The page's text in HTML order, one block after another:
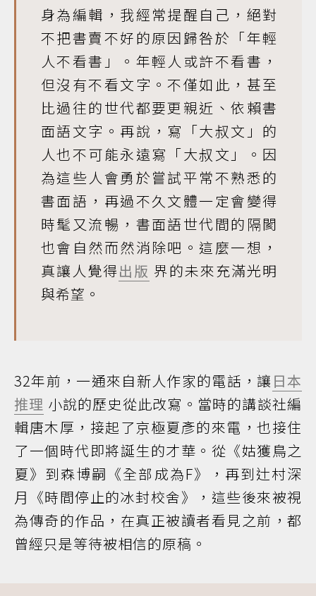
身為編輯，我經常提醒自己，絕對
不把書賣不好的原因歸咎於「年輕
人不看書」。年輕人或許不看書，
但沒有不看文字。不僅如此，甚至
比過往的世代都要更親近、依賴書
面語文字。再說，寫「大叔文」的
人也不可能永遠寫「大叔文」。因
為這些人會勇於嘗試平常不熟悉的
書面語，再過不久文體一定會變得
時髦又流暢，書面語世代間的隔閡
也會自然而然消除吧。這麼一想，
真讓人覺得出版 界的未來充滿光明
與希望。
32年前，一通來自新人作家的電話，讓 日本
推理 小說的歷史從此改寫。當時的講談社編
輯唐木厚，接起了京極夏彥的來電，也接住
了一個時代即將誕生的才華。從《姑獲鳥之
夏》到森博嗣《全部成為F》，再到辻村深
月《時間停止的冰封校舍》，這些後來被視
為傳奇的作品，在真正被讀者看見之前，都
曾經只是等待被相信的原稿。